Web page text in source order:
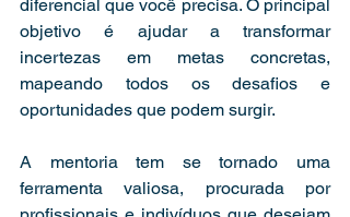
diferencial que você precisa. O principal
objetivo é ajudar a transformar
incertezas em metas concretas,
mapeando todos os desafios e
oportunidades que podem surgir.
A mentoria tem se tornado uma
ferramenta valiosa, procurada por